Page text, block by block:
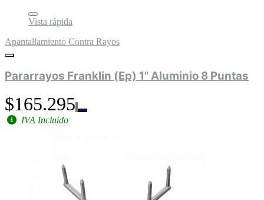
Vista rápida
Apantallamiento Contra Rayos
Pararrayos Franklin (Ep) 1" Aluminio 8 Puntas
$165.295
IVA Incluido